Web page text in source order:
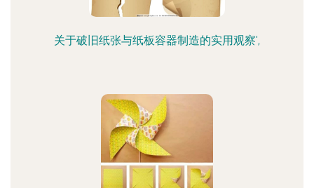
关于破旧纸张与纸板容器制造的实用观察',